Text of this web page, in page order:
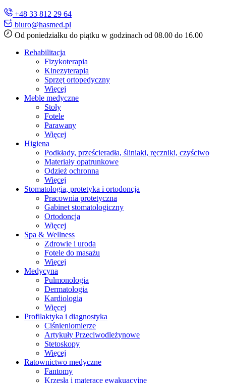
+48 33 812 29 64
biuro@hasmed.pl
Od poniedziałku do piątku w godzinach od 08.00 do 16.00
Rehabilitacja
Fizykoterapia
Kinezyterapia
Sprzęt ortopedyczny
Więcej
Meble medyczne
Stoły
Fotele
Parawany
Więcej
Higiena
Podkłady, prześcieradła, śliniaki, ręczniki, czyściwo
Materiały opatrunkowe
Odzież ochronna
Więcej
Stomatologia, protetyka i ortodoncja
Pracownia protetyczna
Gabinet stomatologiczny
Ortodoncja
Więcej
Spa & Wellness
Zdrowie i uroda
Fotele do masażu
Więcej
Medycyna
Pulmonologia
Dermatologia
Kardiologia
Więcej
Profilaktyka i diagnostyka
Ciśnieniomierze
Artykuły Przeciwodleżynowe
Stetoskopy
Więcej
Ratownictwo medyczne
Fantomy
Krzesła i materace ewakuacyjne